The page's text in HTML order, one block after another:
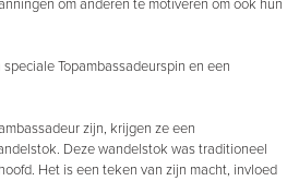
om anderen te motiveren om ook hun
Topambassadeurspin en een
zijn, krijgen ze een
Deze wandelstok was traditioneel
Het is een teken van zijn macht, invloed